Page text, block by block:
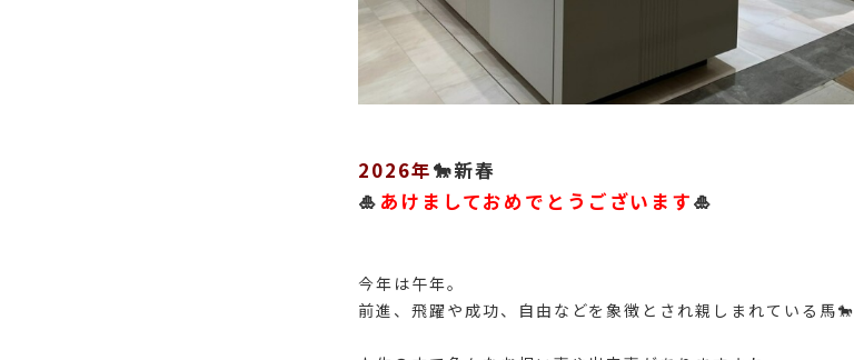
2026年🐎新春
🎍 あけましておめでとうございます🎍
今年は午年。
前進、飛躍や成功、自由などを象徴とされ親しまれている馬🐎